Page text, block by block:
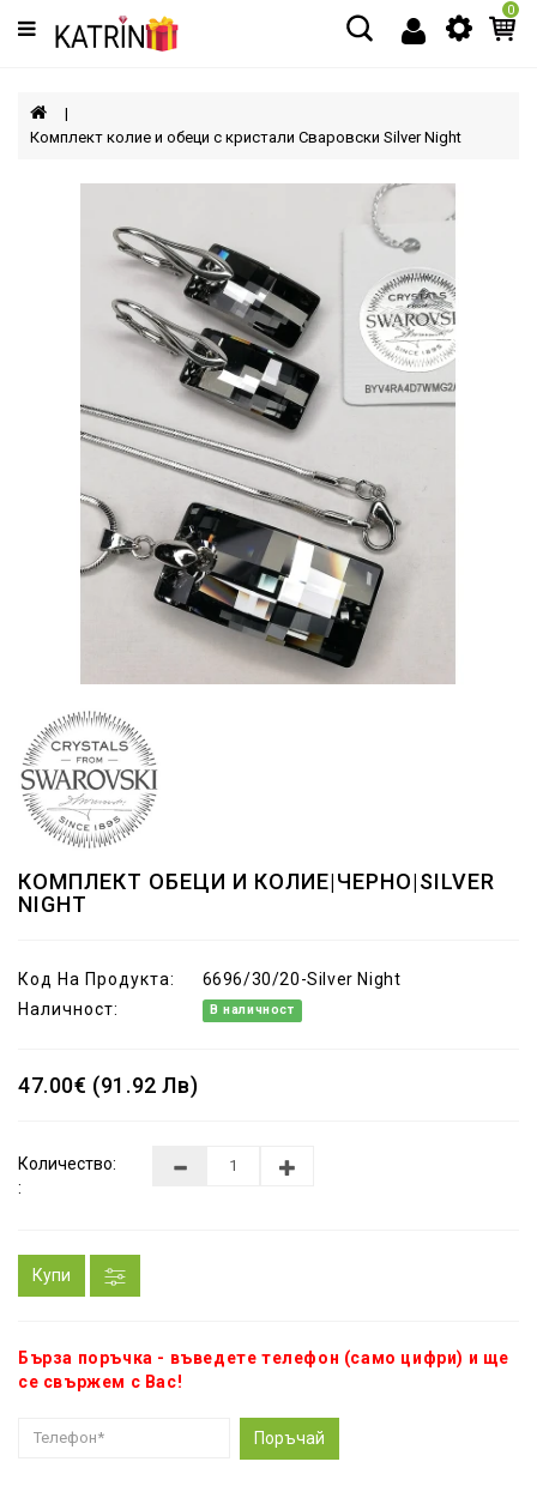
Категории
МЪЖЕ
0
Комплект колие и обеци с кристали Сваровски Silver Night
КОМПЛЕКТ ОБЕЦИ И КОЛИЕ|ЧЕРНО|SILVER
NIGHT
Код На Продукта:
6696/30/20-Silver Night
Наличност:
В наличност
47.00€ (91.92 Лв)
Количество:
:
Купи
Бърза поръчка - въведете телефон (само цифри) и ще
се свържем с Вас!
Поръчай